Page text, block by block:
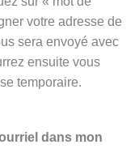
votre adresse de
sera envoyé avec
ensuite vous
temporaire.
dans mon